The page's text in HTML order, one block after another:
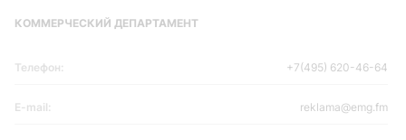
КОММЕРЧЕСКИЙ ДЕПАРТАМЕНТ
Телефон: +7(495) 620-46-64
E-mail: reklama@emg.fm